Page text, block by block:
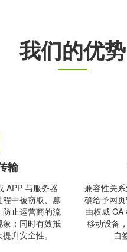
我们的优势
输
APP 与服务器
中被窃取、篡
止运营商的流
；同时有效抵
升安全性。
兼容性关
确给予网
由权威 CA
移动设备
自